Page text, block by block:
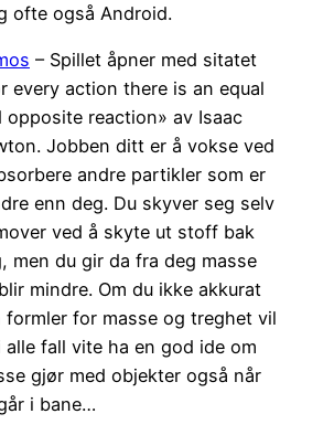
ofte også Android.
– Spillet åpner med sitatet
every action there is an equal
opposite reaction» av Isaac
Jobben ditt er å vokse ved
andre partikler som er
enn deg. Du skyver seg selv
ved å skyte ut stoff bak
men du gir da fra deg masse
mindre. Om du ikke akkurat
formler for masse og treghet vil
alle fall vite ha en god ide om
gjør med objekter også når
i bane…